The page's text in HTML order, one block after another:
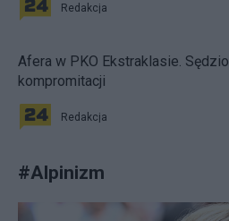
Redakcja
Afera w PKO Ekstraklasie.
kompromitacji
Redakcja
#Alpinizm